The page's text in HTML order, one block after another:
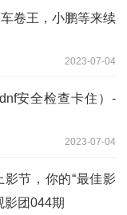
卷王，小鹏等来续
2023-07-04
安全检查卡住）-
2023-07-04
节，你的“最佳影
影团044期